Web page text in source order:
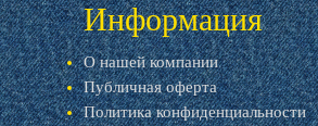
Информация
О нашей компании
Публичная оферта
Политика конфиденциальности